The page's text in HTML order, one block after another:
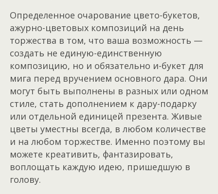
Определенное очарование цвето-букетов,
ажурно-цветовых композиций на день
торжества в том, что ваша возможность —
создать не единую-единственную
композицию, но и обязательно и-букет для
мига перед вручением основного дара. Они
могут быть выполнены в разных или одном
стиле, стать дополнением к дару-подарку
или отдельной единицей презента. Живые
цветы уместны всегда, в любом количестве
и на любом торжестве. Именно поэтому вы
можете креативить, фантазировать,
воплощать каждую идею, пришедшую в
голову.